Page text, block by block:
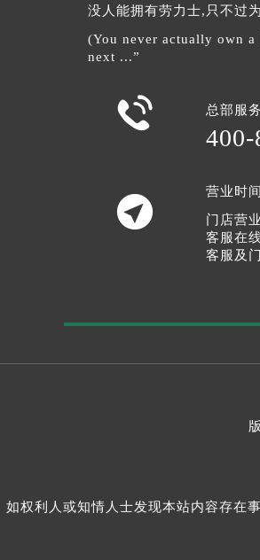
没人能拥有劳力士,只不过
(You never actually own
next ...”
 总部服
400-

营业时
门店营
客服在
客服及
如权利人或知情人士发现本站内容存在